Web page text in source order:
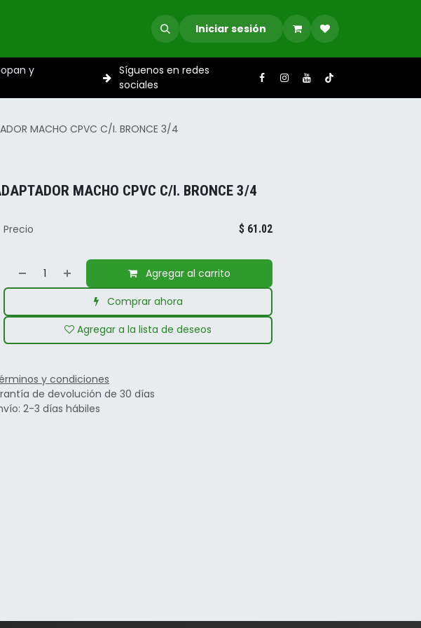
Iniciar sesión
y
Síguenos en redes
sociales
MACHO CPVC C/I. BRONCE 3/4
MACHO CPVC C/I. BRONCE 3/4
Agregar al carrito
Comprar ahora
Agregar a la lista de deseos
Precio $ 61.02
y condiciones
de devolución de 30 días
2-3 días hábiles